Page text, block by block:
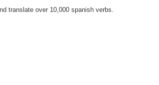
translate over 10,000 spanish verbs.